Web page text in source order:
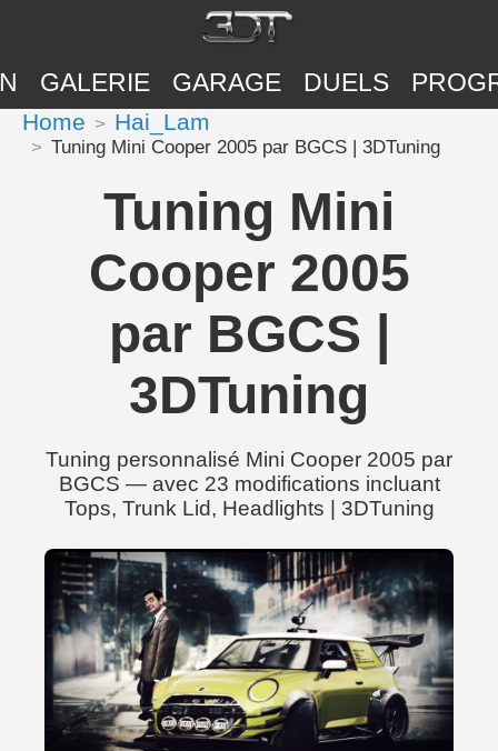
GALERIE GARAGE DUELS
Home Hai_Lam
Tuning Mini Cooper 2005 par BGCS | 3DTuning
Tuning Mini
Cooper 2005
par BGCS |
3DTuning
Tuning personnalisé Mini Cooper 2005 par
BGCS — avec 23 modifications incluant
Tops, Trunk Lid, Headlights | 3DTuning